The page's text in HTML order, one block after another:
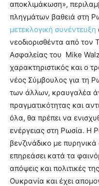
αποκλιμάκωση»,
πληγμάτων βαθειά στη
μετεκλογική συνέντευξη
νεοδιορισθέντα από
Ασφαλείας του Mike
χαρακτηριστικός και ο
νέος Σύμβουλος για τη
των άλλων, κραυγαλέα
πραγματικότητας και
όλα, θα πρέπει να
ενέργειας στη Ρωσία. Η
βενζινάδικο με
επηρεάσει κατά τα
απόψεις και πολιτικές
Ουκρανία και έχει